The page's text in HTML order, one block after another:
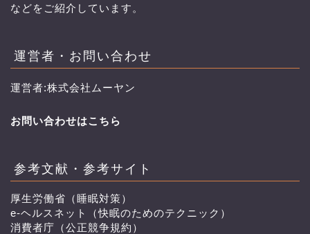
などをご紹介しています。
運営者・お問い合わせ
運営者:株式会社ムーヤン
お問い合わせはこちら
参考文献・参考サイト
厚生労働省（睡眠対策）
e-ヘルスネット（快眠のためのテクニック）
消費者庁（公正競争規約）